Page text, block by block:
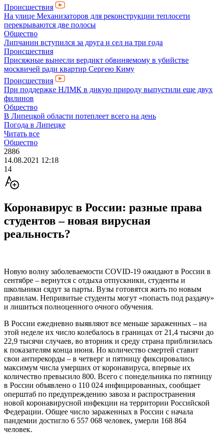
Происшествия
На улице Механизаторов для реконструкции теплосети
перекрываются две полосы
Общество
Липчанин вступился за друга и сел на три года
Происшествия
Присяжные вынесли вердикт обвиняемому в убийстве
москвичей ради квартир Сергею Киму
Происшествия
При поддержке НЛМК в дикую природу выпустили еще двух
филинов
Общество
В Липецкой области потеплеет всего на день
Погода в Липецке
Читать все
Общество
2886
14.08.2021 12:18
14
Коронавирус в России: разные права
студентов – новая вирусная
реальность?
Новую волну заболеваемости COVID-19 ожидают в России в
сентябре – вернутся с отдыха отпускники, студенты и
школьники сядут за парты. Вузы готовятся жить по новым
правилам. Непривитые студенты могут «попасть под раздачу»
и лишиться полноценного очного обучения.
В России ежедневно выявляют все меньше зараженных – на
этой неделе их число колебалось в границах от 21,4 тысячи до
22,9 тысячи случаев, во вторник и среду страна приблизилась
к показателям конца июня. Но количество смертей ставит
свои антирекорды – в четверг и пятницу фиксировались
максимум числа умерших от коронавируса, впервые их
количество превысило 800. Всего с понедельника по пятницу
в России объявлено о 110 024 инфицированных, сообщает
оперштаб по предупреждению завоза и распространения
новой коронавирусной инфекции на территории Российской
Федерации. Общее число зараженных в России с начала
пандемии достигло 6 557 068 человек, умерли 168 864
человек.